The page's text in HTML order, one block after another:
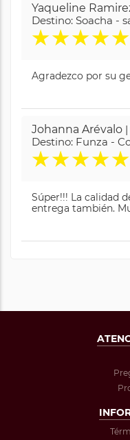
Yaqueline
Destino: Soacha -
★★★★★
Agradezco por su
Johanna Arévalo
Destino: Funza -
★★★★★
Súper!!! La calidad
entrega también.